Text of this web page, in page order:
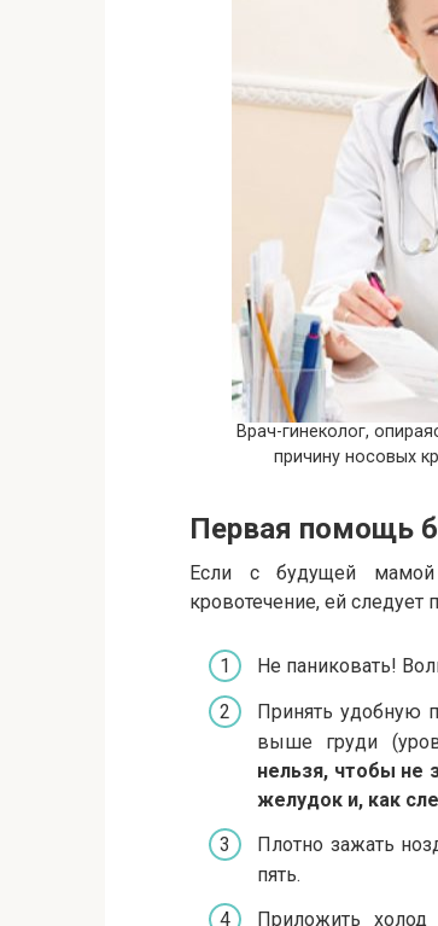
Врач-гинеколог,
причину носовых
Первая помощь
Если с будущей мамой
кровотечение, ей
Не паниковать!
Принять удобную
выше груди
нельзя, чтобы не
желудок и, как
Плотно зажать
пять.
Приложить